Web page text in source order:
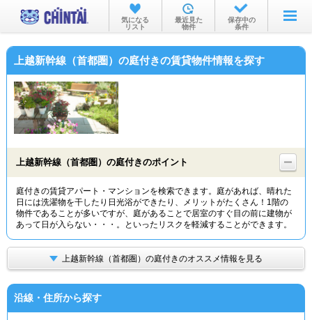
お部屋を探す
沿線・駅から
物件特集から
TOP
気になる
リスト
最近見た
物件
保存中の
条件
上越新幹線（首都圏）の庭付きの賃貸物件情報を探す
上越新幹線（首都圏）の庭付きのポイント
庭付きの賃貸アパート・マンションを検索できます。庭があれば、晴れた
日には洗濯物を干したり日光浴ができたり、メリットがたくさん！1階の
物件であることが多いですが、庭があることで居室のすぐ目の前に建物が
あって日が入らない・・・。といったリスクを軽減することができます。
上越新幹線（首都圏）の庭付きのオススメ情報を見る
沿線・住所から探す